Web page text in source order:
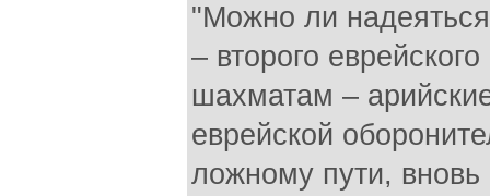
"Можно ли
– второго
шахматам –
еврейской
ложному пути, вновь